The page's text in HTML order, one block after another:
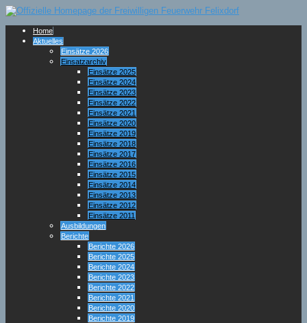
Home
Aktuelles
Einsätze 2026
Einsatzarchiv
Einsätze 2025
Einsätze 2024
Einsätze 2023
Einsätze 2022
Einsätze 2021
Einsätze 2020
Einsätze 2019
Einsätze 2018
Einsätze 2017
Einsätze 2016
Einsätze 2015
Einsätze 2014
Einsätze 2013
Einsätze 2012
Einsätze 2011
Ausbildungen
Berichte
Berichte 2026
Berichte 2025
Berichte 2024
Berichte 2023
Berichte 2022
Berichte 2021
Berichte 2020
Berichte 2019